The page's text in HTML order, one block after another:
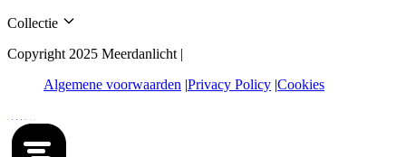
Collectie
Copyright 2025 Meerdanlicht |
Algemene voorwaarden Privacy Policy Cookies